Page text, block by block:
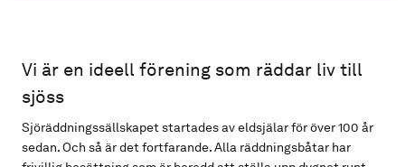
Vi är en ideell förening som räddar liv till
sjöss
Sjöräddningssällskapet startades av eldsjälar för över 100 år
sedan. Och så är det fortfarande. Alla räddningsbåtar har